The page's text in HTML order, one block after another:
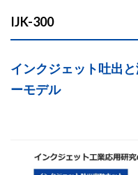
IJK-300
インクジェット吐出
ーモデル